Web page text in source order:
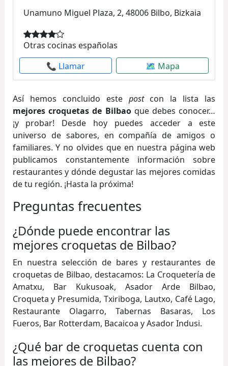
Unamuno Miguel Plaza, 2, 48006 Bilbo, Bizkaia
Otras cocinas españolas
📞 Llamar
🗺 Mapa
Así hemos concluido este postcon la lista las
mejores croquetas de Bilbaoque debes conocer…
¡y probar! Desde hoy puedes acceder a este
universo de sabores, en compañía de amigos o
familiares. Y no olvides que en nuestra página web
publicamos constantemente información sobre
restaurantes y dónde degustar las mejores comidas
de tu región. ¡Hasta la próxima!
Preguntas frecuentes
¿Dónde puede encontrar las
mejores croquetas de Bilbao?
En nuestra selección de bares y restaurantes de
croquetas de Bilbao, destacamos: La Croquetería de
Amatxu, Bar Kukusoak, Asador Arde Bilbao,
Croqueta y Presumida, Txiriboga, Lautxo, Café Lago,
Restaurante Olagarro, Tabernas Basaras, Los
Fueros, Bar Rotterdam, Bacaicoa y Asador Indusi.
¿Qué bar de croquetas cuenta con
las mejores de Bilbao?